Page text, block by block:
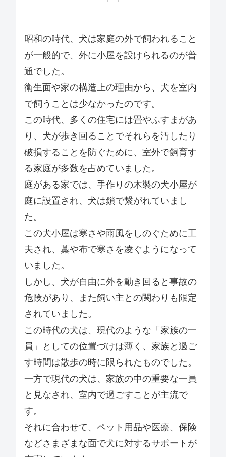
昭和の時代、犬は家庭の外で飼われること
が一般的で、外に小屋を設けられるのが普
通でした。
衛生面や家の構造上の理由から、犬を室内
で飼うことは少なかったのです。
この時代、多くの住宅には畳やふすまがあ
り、犬が歩き回ることでそれらを汚したり
破損することを防ぐために、室外で飼育す
る家庭が多数を占めていました。
庭がある家では、手作りの木製の犬小屋が
庭に設置され、犬は鎖で繋がれていまし
た。
この犬小屋は寒さや雨風をしのぐために工
夫され、藁や布で寒さを凌ぐようになって
いました。
しかし、犬が自由に外を動き回ると事故の
危険があり、また飼い主との関わりも限定
されていました。
この時代の犬は、現代のような「家族の一
員」としての位置づけは薄く、家族と過ご
す時間は散歩の時に限られたものでした。
一方で現代の犬は、家族の中の重要な一員
と見なされ、室内で過ごすことが主流で
す。
それに合わせて、ペット用品や医療、保険
などさまざまな面で犬に対するサポートが